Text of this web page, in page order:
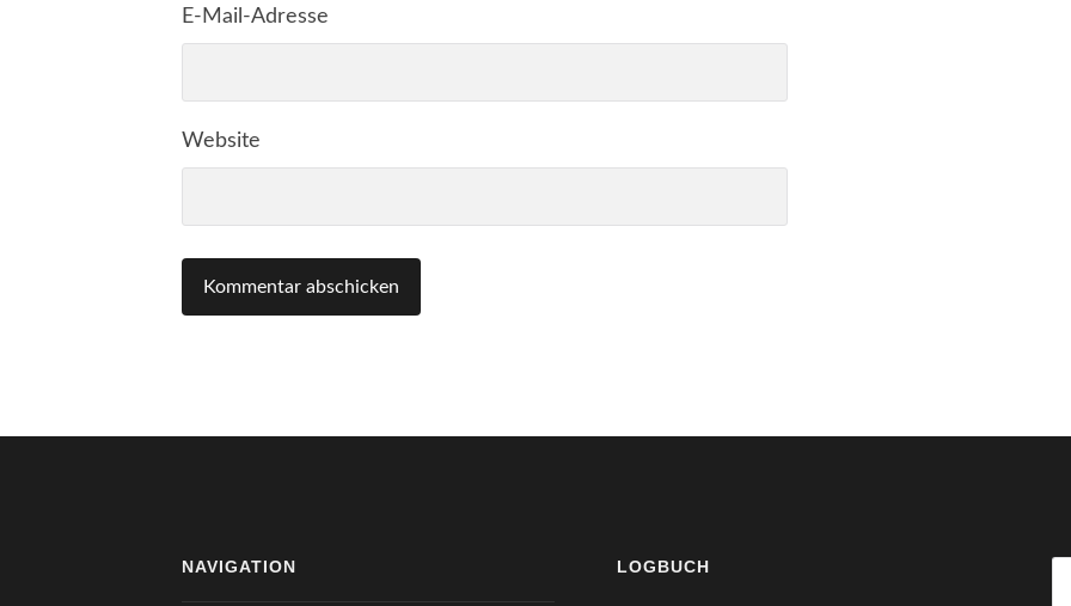
E-Mail-Adresse
Website
NAVIGATION LOGBUCH